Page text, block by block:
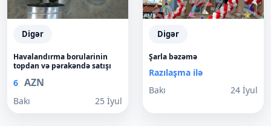
Digər
Havalandırma borularinin
topdan və pərakəndə satışı
6 AZN
Bakı 25 İyul
Digər
Şarla bəzəmə
Razılaşma ilə
Bakı
24 İyul